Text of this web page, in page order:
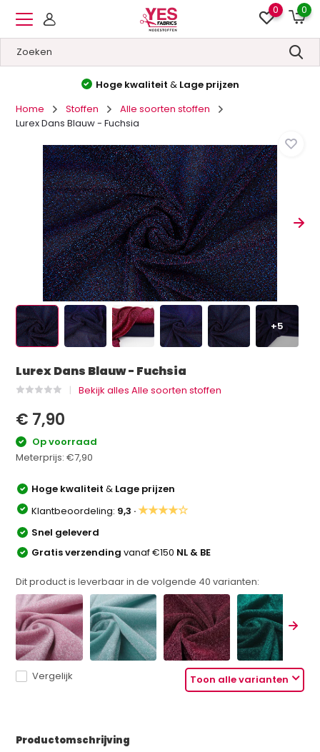
0 0
Hoge kwaliteit & Lage prijzen
Home
Stoffen
Alle soorten stoffen
Lurex Dans Blauw - Fuchsia
+5
Lurex Dans Blauw - Fuchsia
Bekijk alles Alle soorten stoffen
€ 7,90
Op voorraad
Meterprijs:€7,90
Hoge kwaliteit& Lage prijzen
Klantbeoordeling: 9,3 ·★★★★☆
Snel geleverd
Gratis verzendingvanaf €150 NL & BE
Dit product is leverbaar in de volgende 40 varianten:
Toon alle varianten
Vergelijk
Productomschrijving